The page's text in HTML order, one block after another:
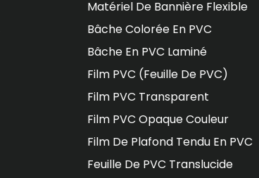
Matériel De Bannière Flexible
Bâche Colorée En PVC
Bâche En PVC Laminé
Film PVC (feuille De PVC)
Film PVC Transparent
Film PVC Opaque Couleur
Film De Plafond Tendu En PVC
Feuille De PVC Translucide